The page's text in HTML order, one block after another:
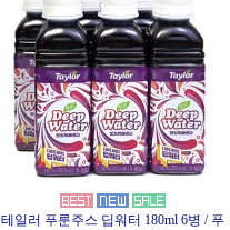
테일러 푸룬주스 딥워터 180ml 6병 / 푸